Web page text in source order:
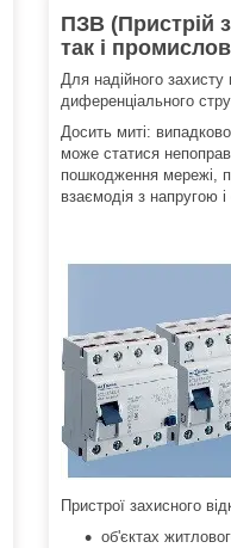
ПЗВ (Пристрій
так і
Для надійного
диференціального
Досить миті:
може статися
пошкодження мережі,
взаємодія з напругою
Пристрої захисного
об'єктах